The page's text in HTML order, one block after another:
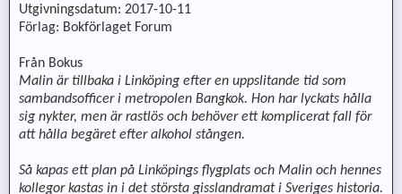
Utgivningsdatum: 2017-10-11
Förlag: Bokförlaget Forum
Från Bokus
Malin är tillbaka i Linköping efter en uppslitande tid som
sambandsofficer i metropolen Bangkok. Hon har lyckats hålla
sig nykter, men är rastlös och behöver ett komplicerat fall för
att hålla begäret efter alkohol stången.
Så kapas ett plan på Linköpings flygplats och Malin och hennes
kollegor kastas in i det största gisslandramat i Sveriges historia.